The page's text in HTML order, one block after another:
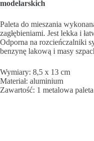
modelarskich
Paleta do mieszania
zagłębieniami. Jest lekka i
Odporna na rozcieńczalniki
benzynę lakową i masy
Wymiary: 8,5 x 13 cm
Materiał: aluminium
Zawartość: 1 metalowa